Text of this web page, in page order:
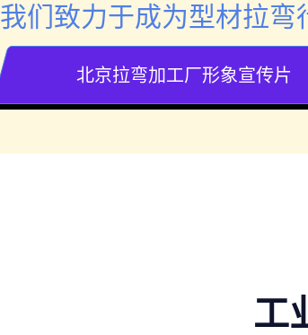
我们致力于成为型材拉弯
北京拉弯加工厂形象宣传片
工